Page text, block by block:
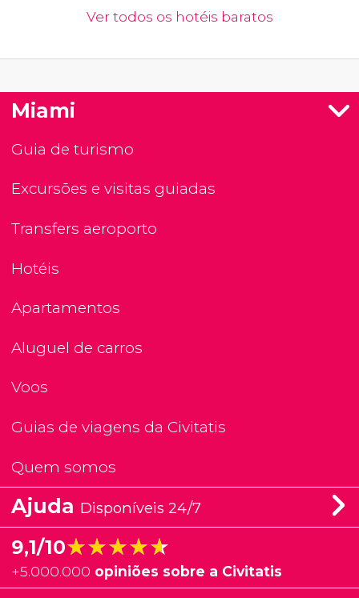
Ver todos os hotéis baratos
Miami
Guia de turismo
Excursões e visitas guiadas
Transfers aeroporto
Hotéis
Apartamentos
Aluguel de carros
Voos
Guias de viagens da Civitatis
Quem somos
Ajuda Disponíveis 24/7
9,1/10★★★★★
★★★★★
+5.000.000 opiniões sobre a Civitatis